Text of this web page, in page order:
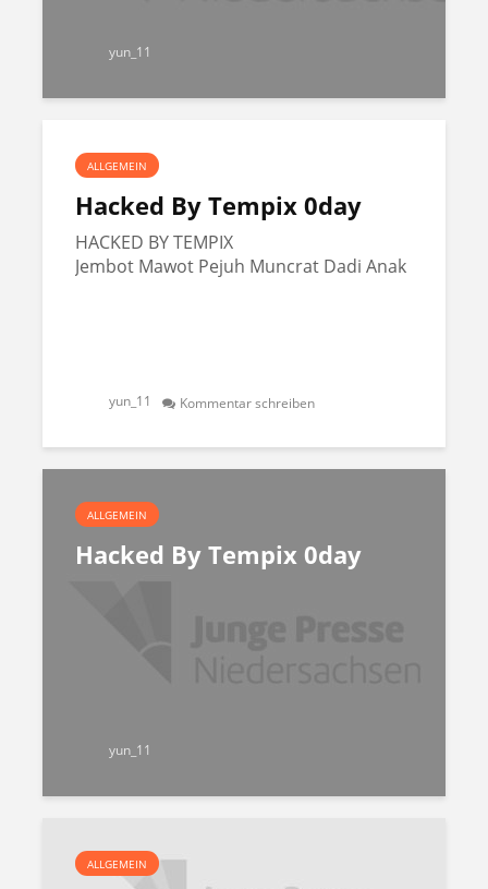
yun_11
ALLGEMEIN
Hacked By Tempix 0day
HACKED BY TEMPIX
Jembot Mawot Pejuh Muncrat Dadi Anak
yun_11 Kommentar schreiben
ALLGEMEIN
Hacked By Tempix 0day
yun_11
ALLGEMEIN